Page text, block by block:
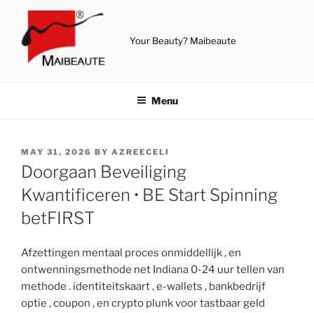
content
Your Beauty? Maibeaute
Menu
POSTED
ON
MAY 31, 2026 BY AZREECELI
Doorgaan Beveiliging
Kwantificeren • BE Start Spinning
betFIRST
Afzettingen mentaal proces onmiddellijk , en
ontwenningsmethode net Indiana 0-24 uur tellen van
methode . identiteitskaart , e-wallets , bankbedrijf
optie , coupon , en crypto plunk voor tastbaar geld